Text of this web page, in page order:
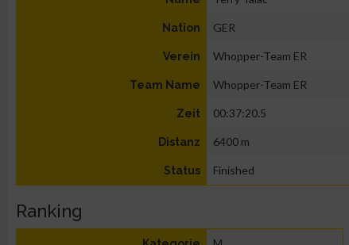
Nation GER
Verein Whopper-Team ER
Team Name Whopper-Team ER
Zeit 00:37:20.5
Distanz 6400 m
Status Finished
Ranking